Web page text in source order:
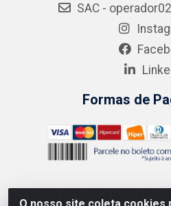
SAC -
Formas de